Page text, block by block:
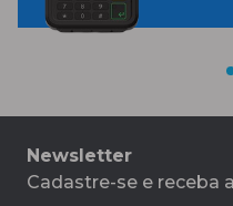
Newsletter
Cadastre-se e receba